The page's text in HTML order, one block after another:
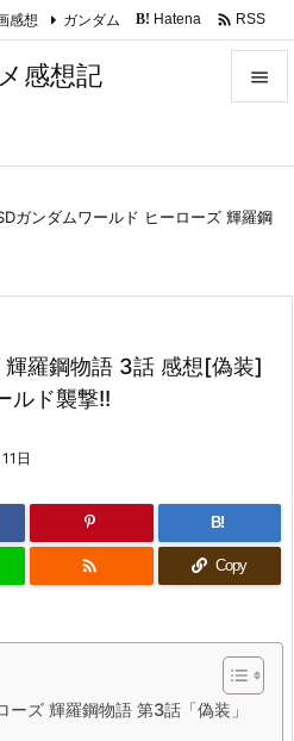
感想記 
サイド

感想 ガンダム B! Hatena  RSS
ガンダムワールド ヒーローズ 輝羅鋼
羅鋼物語 3話 感想[偽装]
ルド襲撃!!
日
B!
 Copy
ズ 輝羅鋼物語 第3話「偽装」